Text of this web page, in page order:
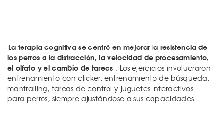
La terapia cognitiva se centró en mejorar la resistencia de
los perros a la distracción, la velocidad de procesamiento,
el olfato y el cambio de tareas . Los ejercicios involucraron
entrenamiento con clicker, entrenamiento de búsqueda,
mantrailing, tareas de control y juguetes interactivos
para perros, siempre ajustándose a sus capacidades.